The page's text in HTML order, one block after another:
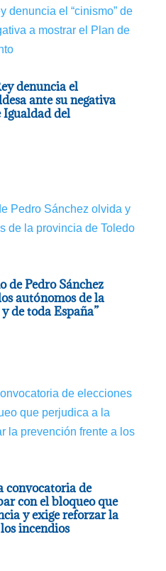
denuncia el
ante su negativa
Igualdad del
de Pedro Sánchez
autónomos de la
de toda España”
convocatoria de
con el bloqueo que
y exige reforzar la
incendios